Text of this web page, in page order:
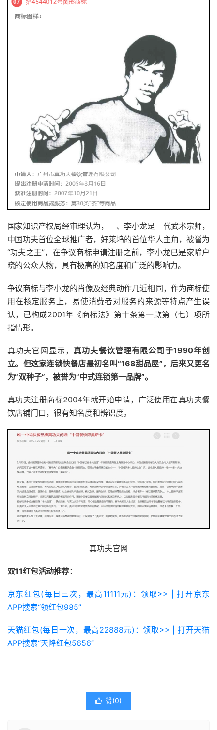
国家知识产权局经审理认为，一、李小龙是一代武术宗师，
中国功夫首位全球推广者，好莱坞的首位华人主角，被誉为
“功夫之王”，在争议商标申请注册之前，李小龙已是家喻户
晓的公众人物，具有极高的知名度和广泛的影响力。
争议商标与李小龙的肖像及经典动作几近相同，作为商标使
用在核定服务上，易使消费者对服务的来源等特点产生误
认，已构成2001年《商标法》第十条第一款第（七）项所
指情形。
真功夫官网显示， 真功夫餐饮管理有限公司于1990年创
立。但这家连锁快餐店最初名叫“168甜品屋”，后来又更名
为“双种子”，被誉为“中式连锁第一品牌”。
真功夫注册商标2004年就开始申请，广泛使用在真功夫餐
饮店铺门口，很有知名度和辨识度。
真功夫官网
双11红包活动推荐：
京东红包(每日三次，最高11111元)：领取>> | 打开京东
APP搜索“领红包985”
天猫红包(每日一次，最高22888元)：领取>> | 打开天猫
APP搜索“天降红包5656”
 赞(0)